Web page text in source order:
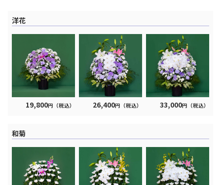
洋花
19,800円（税込） 26,400円（税込） 33,000円（税込）
和菊